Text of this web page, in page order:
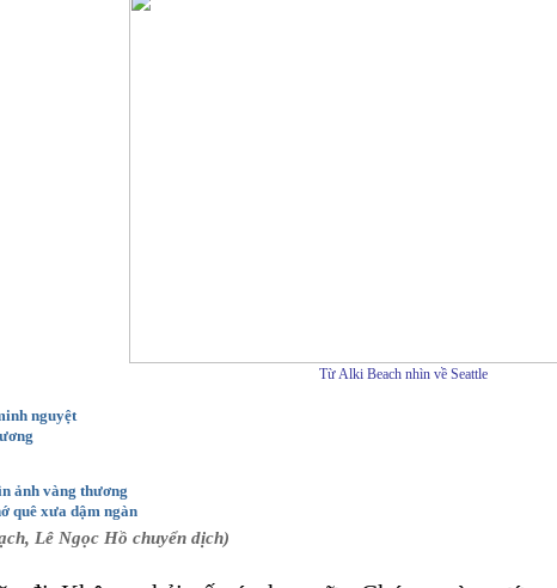
Từ Alki Beach nhìn về Seattle
nguyệt
ảnh vàng thương
quê xưa dậm ngàn
Lê Ngọc Hồ chuyển dịch)